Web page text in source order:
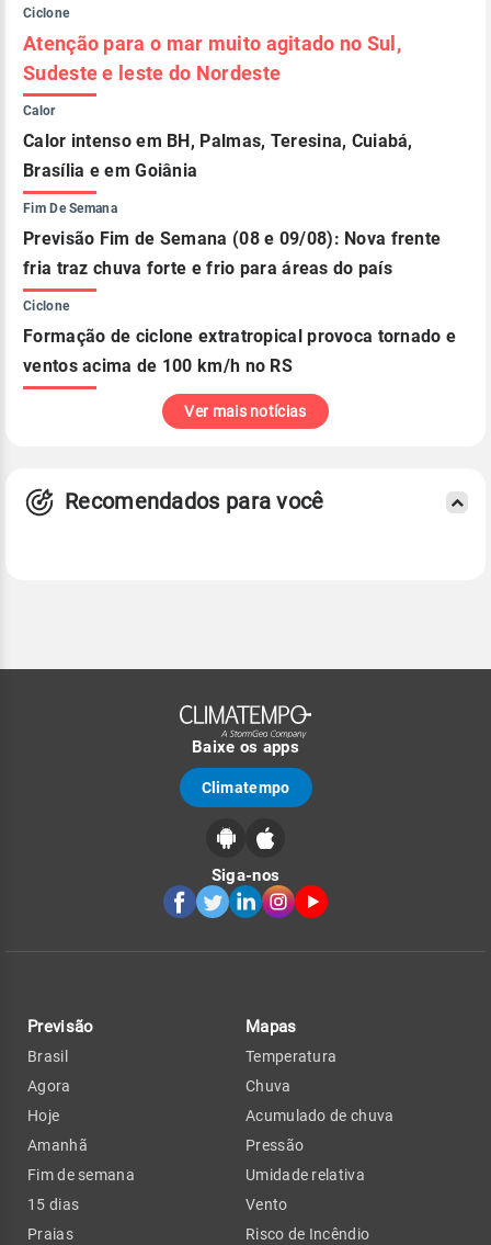
Ciclone
Atenção para o mar muito agitado no Sul,
Sudeste e leste do Nordeste
Calor
Calor intenso em BH, Palmas, Teresina, Cuiabá,
Brasília e em Goiânia
Fim De Semana
Previsão Fim de Semana (08 e 09/08): Nova frente
fria traz chuva forte e frio para áreas do país
Ciclone
Formação de ciclone extratropical provoca tornado e
ventos acima de 100 km/h no RS
Ver mais notícias
Recomendados para você
Baixe os apps
Climatempo
Siga-nos
Previsão
Brasil
Agora
Hoje
Amanhã
Fim de semana
15 dias
Praias
Mapas
Temperatura
Chuva
Acumulado de chuva
Pressão
Umidade relativa
Vento
Risco de Incêndio